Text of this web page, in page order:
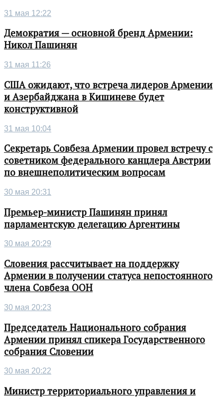
31 мая 12:22
Демократия — основной бренд Армении:
Никол Пашинян
31 мая 11:26
США ожидают, что встреча лидеров Армении
и Азербайджана в Кишиневе будет
конструктивной
31 мая 10:04
Секретарь Совбеза Армении провел встречу с
советником федерального канцлера Австрии
по внешнеполитическим вопросам
30 мая 20:31
Премьер-министр Пашинян принял
парламентскую делегацию Аргентины
30 мая 20:29
Словения рассчитывает на поддержку
Армении в получении статуса непостоянного
члена Совбеза ООН
30 мая 20:23
Председатель Национального собрания
Армении принял спикера Государственного
собрания Словении
30 мая 20:22
Министр территориального управления и